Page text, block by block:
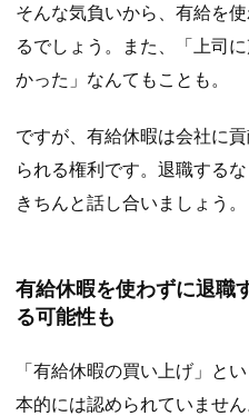
そんな気負いから、有給を
るでしょう。また、「上司
かった」なんてもことも。
ですが、有給休暇は会社に
られる権利です。退職する
きちんと話し合いましょう。
有給休暇を使わずに退職
る可能性も
「有給休暇の買い上げ」と
本的には認められていませ